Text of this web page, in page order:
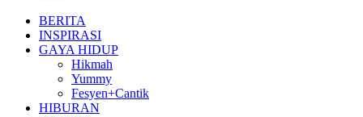
BERITA
INSPIRASI
GAYA HIDUP
Hikmah
Yummy
Fesyen+Cantik
HIBURAN